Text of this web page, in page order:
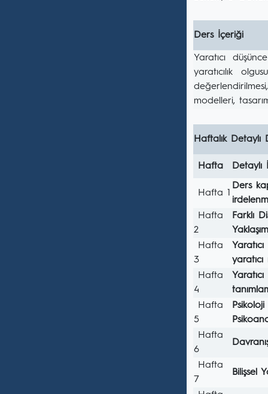
Ders İçeriği
Yaratıcı
yaratıcılık
modelleri,
Haftalık Detaylı
Hafta Detaylı
Hafta 1
Ders
Hafta
2
Farklı
Hafta
3
Hafta
4
Hafta
5
Hafta
6
Hafta
7
Bilişsel